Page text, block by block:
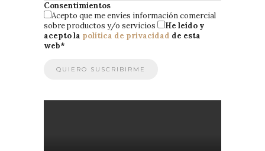
Consentimientos
Acepto que me envíes información comercial
sobre productos y/o servicios
He leído y
acepto la política de privacidad de esta
web*